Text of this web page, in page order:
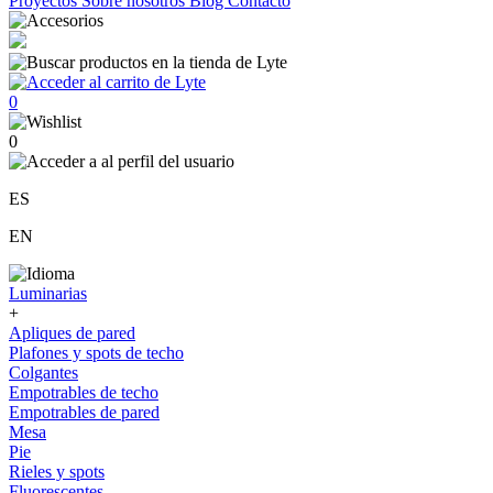
0
0
ES
EN
Luminarias
+
Apliques de pared
Plafones y spots de techo
Colgantes
Empotrables de techo
Empotrables de pared
Mesa
Pie
Rieles y spots